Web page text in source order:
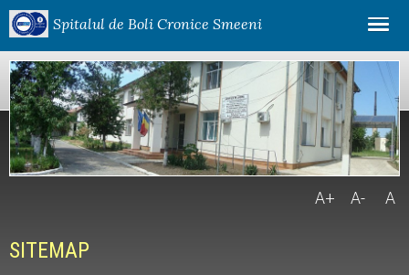
Spitalul de Boli Cronice Smeeni
A+ A- A
SITEMAP